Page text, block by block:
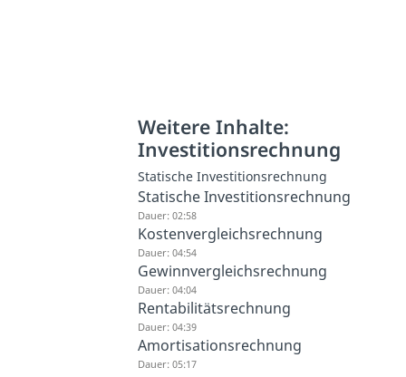
Weitere Inhalte:
Investitionsrechnung
Statische Investitionsrechnung
Statische Investitionsrechnung
Dauer: 02:58
Kostenvergleichsrechnung
Dauer: 04:54
Gewinnvergleichsrechnung
Dauer: 04:04
Rentabilitätsrechnung
Dauer: 04:39
Amortisationsrechnung
Dauer: 05:17